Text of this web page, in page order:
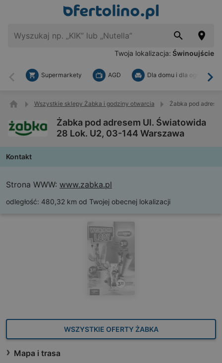
Twoja lokalizacja: Świnoujście
Wstecz
Supermarkety AGD Dla domu i dla ogrodu
Wszystkie sklepy Żabka i godziny otwarcia Żabka pod
Żabka pod adresem Ul. Światowida
28 Lok. U2, 03-144 Warszawa
Kontakt
Strona WWW: www.zabka.pl
odległość: 480,32 km od Twojej obecnej lokalizacji
WSZYSTKIE OFERTY ŻABKA
Mapa i trasa